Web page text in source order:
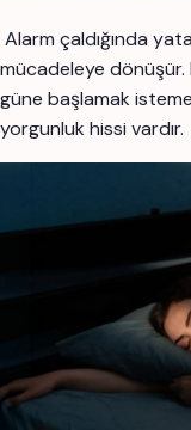
Alarm çaldığında
mücadeleye dönüşür.
güne başlamak
yorgunluk hissi vardır.